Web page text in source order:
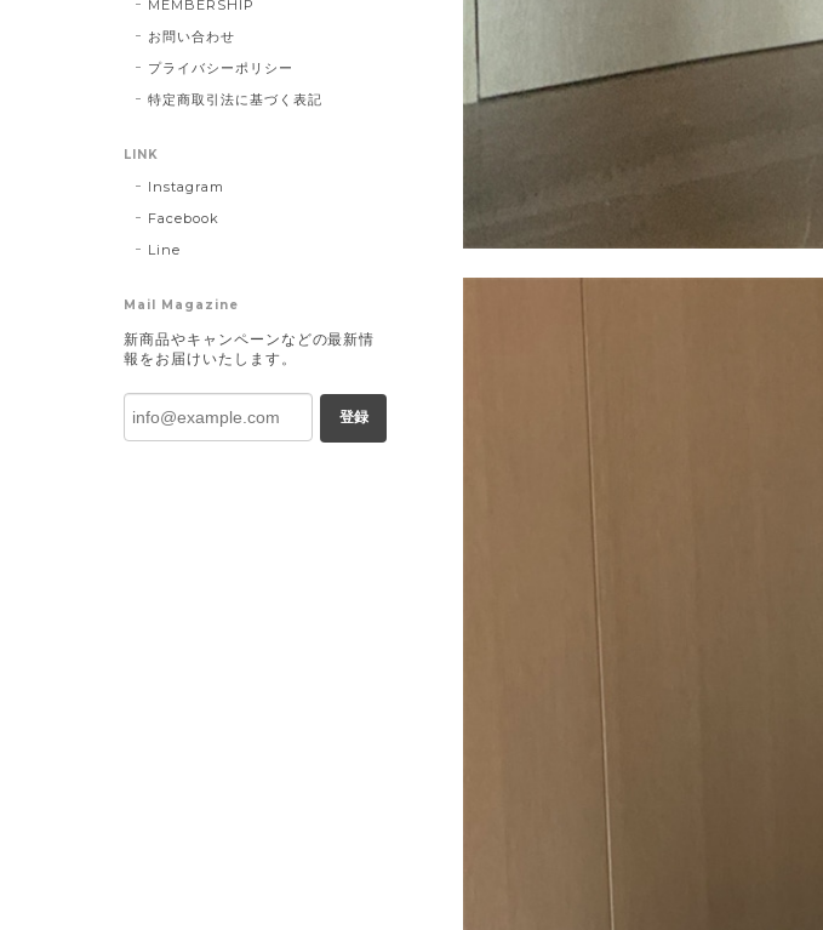
MEMBERSHIP
お問い合わせ
プライバシーポリシー
特定商取引法に基づく表記
LINK
Instagram
Facebook
Line
Mail Magazine
新商品やキャンペーンなどの最新情
報をお届けいたします。
登録